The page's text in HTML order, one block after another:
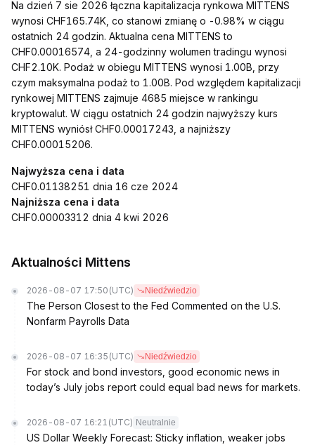
Na dzień 7 sie 2026 łączna kapitalizacja rynkowa MITTENS
wynosi CHF165.74K, co stanowi zmianę o -0.98% w ciągu
ostatnich 24 godzin. Aktualna cena MITTENS to
CHF0.00016574, a 24-godzinny wolumen tradingu wynosi
CHF2.10K. Podaż w obiegu MITTENS wynosi 1.00B, przy
czym maksymalna podaż to 1.00B. Pod względem kapitalizacji
rynkowej MITTENS zajmuje 4685 miejsce w rankingu
kryptowalut. W ciągu ostatnich 24 godzin najwyższy kurs
MITTENS wyniósł CHF0.00017243, a najniższy
CHF0.00015206.
Najwyższa cena i data
CHF0.01138251 dnia 16 cze 2024
Najniższa cena i data
CHF0.00003312 dnia 4 kwi 2026
Aktualności Mittens
2026-08-07 17:50 (UTC) Niedźwiedzio
The Person Closest to the Fed Commented on the U.S.
Nonfarm Payrolls Data
2026-08-07 16:35 (UTC) Niedźwiedzio
For stock and bond investors, good economic news in
today’s July jobs report could equal bad news for markets.
2026-08-07 16:21 (UTC) Neutralnie
US Dollar Weekly Forecast: Sticky inflation, weaker jobs